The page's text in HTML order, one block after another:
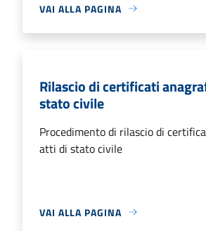
VAI ALLA PAGINA
Rilascio di certificati
stato civile
Procedimento di rilascio di
atti di stato civile
VAI ALLA PAGINA